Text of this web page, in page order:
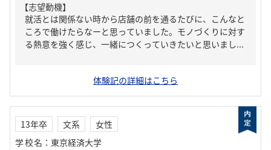
【志望動機】
就活とは関係ない時から店舗の前を通るたびに、こんなと
ころで働けたらなーと思っていました。モノづくりに対す
る熱意を強く感じ、一緒につくっていきたいと思いまし...
体験記の詳細はこちら
13年卒 文系
女性
学校名 ： 東京経済大学